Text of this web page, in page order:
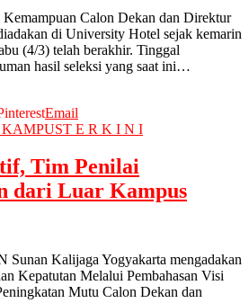
Calon Dekan dan Direktur
di University Hotel sejak kemarin
(4/3) telah berakhir. Tinggal
hasil seleksi yang saat ini…
Email
T E R K I N I
Tim Penilai
dari Luar Kampus
Sunan Kalijaga Yogyakarta mengadakan
Kepatutan Melalui Pembahasan Visi
Mutu Calon Dekan dan